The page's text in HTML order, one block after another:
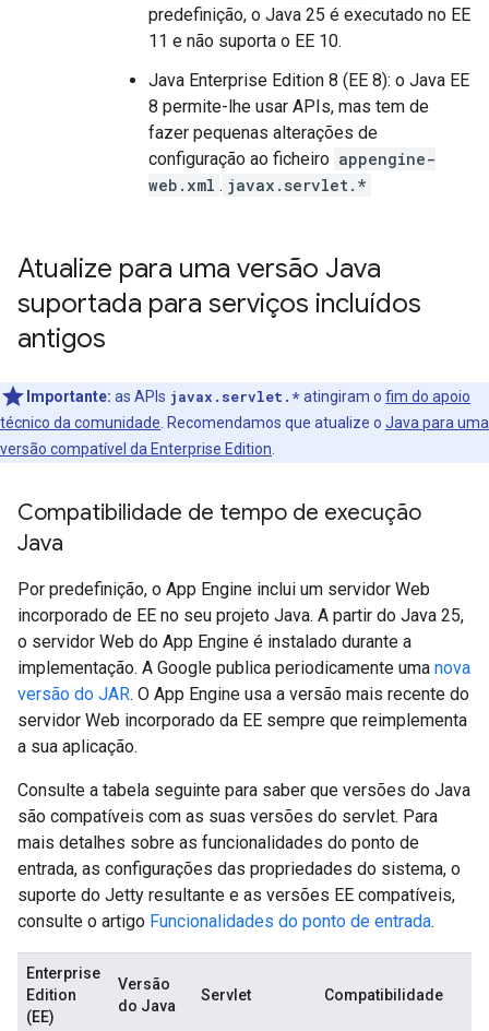
predefinição, o Java 25 é executado no EE
11 e não suporta o EE 10.
Java Enterprise Edition 8 (EE 8): o Java EE
8 permite-lhe usar APIs, mas tem de
fazer pequenas alterações de
configuração ao ficheiro appengine-
web.xml . javax.servlet.*
Atualize para uma versão Java
suportada para serviços incluídos
antigos
Importante: as APIs javax.servlet.* atingiram o fim do apoio
técnico da comunidade . Recomendamos que atualize o Java para uma
versão compatível da Enterprise Edition
Compatibilidade de tempo de execução
Java
Por predefinição, o App Engine inclui um servidor Web
incorporado de EE no seu projeto Java. A partir do Java 25,
o servidor Web do App Engine é instalado durante a
implementação. A Google publica periodicamente uma nova
versão do JAR. O App Engine usa a versão mais recente do
servidor Web incorporado da EE sempre que reimplementa
a sua aplicação.
Consulte a tabela seguinte para saber que versões do Java
são compatíveis com as suas versões do servlet. Para
mais detalhes sobre as funcionalidades do ponto de
entrada, as configurações das propriedades do sistema, o
suporte do Jetty resultante e as versões EE compatíveis,
consulte o artigo Funcionalidades do ponto de entrada.
Enterprise
Edition
(EE)
Versão
do Java
Servlet Compatibilidade